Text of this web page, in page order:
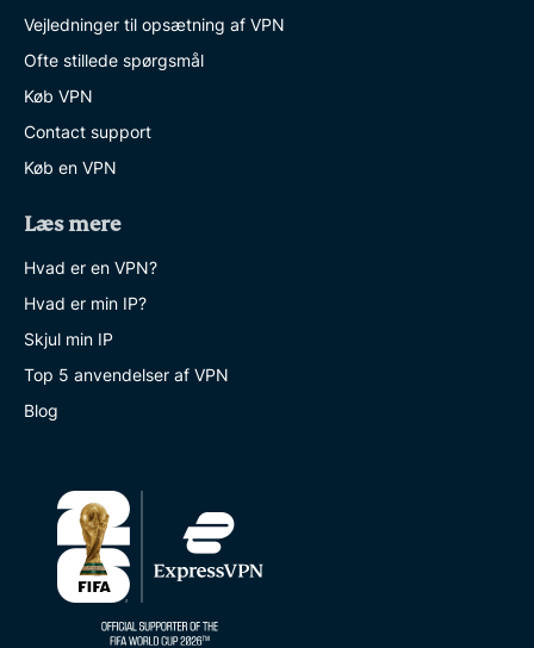
Vejledninger til opsætning af VPN
Ofte stillede spørgsmål
Køb VPN
Contact support
Køb en VPN
Læs mere
Hvad er en VPN?
Hvad er min IP?
Skjul min IP
Top 5 anvendelser af VPN
Blog